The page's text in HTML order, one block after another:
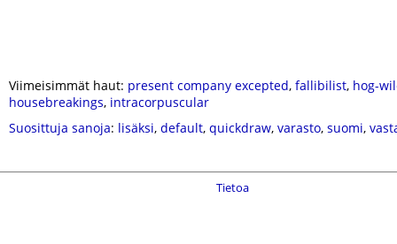
Viimeisimmät haut: present company excepted, fallibilist, hog-
housebreakings, intracorpuscular
Suosittuja sanoja: lisäksi, default, quickdraw, varasto, suomi,
Tietoa